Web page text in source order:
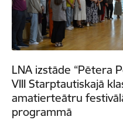
LNA izstāde “Pētera
VIII Starptautiskajā
amatierteātru
programmā